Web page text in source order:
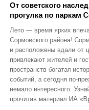
От советского
прогулка по паркам
Лето — время ярких
Сормовского района!
и расположены вдали от
привлекают жителей и
пространств богатая
событий, а сегодня
немало интересного.
прочитав материал ИА